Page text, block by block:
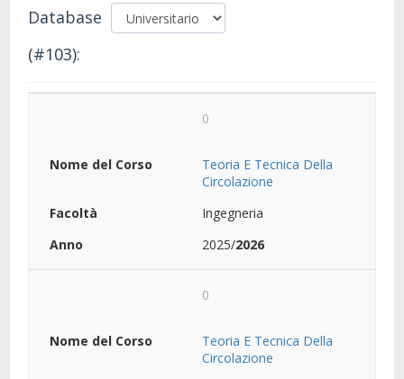
Database
(#103):
0
Teoria E Tecnica Della
Circolazione
Ingegneria
2025/2026
0
Teoria E Tecnica Della
Circolazione